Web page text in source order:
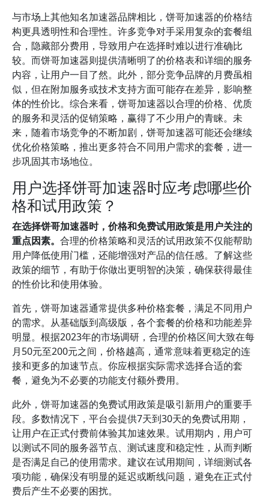
与市场上其他知名加速器品牌相比，饼哥加速器的价格结
构更具透明性和合理性。许多竞争对手采用复杂的套餐组
合，隐藏部分费用，导致用户在选择时难以进行准确比
较。而饼哥加速器则提供清晰明了的价格表和详细的服务
内容，让用户一目了然。此外，部分竞争品牌的月费虽相
似，但在附加服务或技术支持方面可能存在差异，影响整
体的性价比。综合来看，饼哥加速器以合理的价格、优质
的服务和灵活的促销策略，赢得了不少用户的青睐。未
来，随着市场竞争的不断加剧，饼哥加速器可能还会继续
优化价格策略，推出更多符合不同用户需求的套餐，进一
步巩固其市场地位。
用户选择饼哥加速器时应考虑哪些价
格和试用政策？
在选择饼哥加速器时，价格和免费试用政策是用户关注的
重点因素。 合理的价格策略和灵活的试用政策不仅能帮助
用户降低使用门槛，还能增强对产品的信任感。了解这些
政策的细节，有助于你做出更明智的决策，确保获得最佳
的性价比和使用体验。
首先，饼哥加速器通常提供多种价格套餐，满足不同用户
的需求。从基础版到高级版，各个套餐的价格和功能差异
明显。根据2023年的市场调研，合理的价格区间大致在每
月50元至200元之间，价格越高，通常意味着更稳定的连
接和更多的加速节点。你应根据实际需求选择合适的套
餐，避免为不必要的功能支付额外费用。
此外，饼哥加速器的免费试用政策是吸引新用户的重要手
段。多数情况下，平台会提供7天到30天的免费试用期，
让用户在正式付费前体验其加速效果。试用期内，用户可
以测试不同的服务器节点、测试速度和稳定性，从而判断
是否满足自己的使用需求。建议在试用期间，详细测试各
项功能，确保没有明显的延迟或断线问题，避免在正式付
费后产生不必要的困扰。